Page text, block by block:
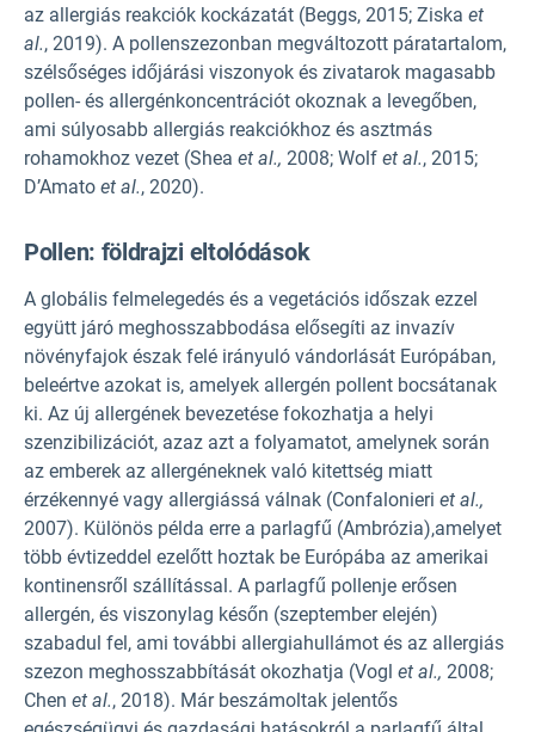
az allergiás reakciók kockázatát (Beggs, 2015; Ziska et
al., 2019). A pollenszezonban megváltozott páratartalom,
szélsőséges időjárási viszonyok és zivatarok magasabb
pollen- és allergénkoncentrációt okoznak a levegőben,
ami súlyosabb allergiás reakciókhoz és asztmás
rohamokhoz vezet (Shea et al., 2008; Wolf et al., 2015;
D’Amato et al., 2020).
Pollen: földrajzi eltolódások
A globális felmelegedés és a vegetációs időszak ezzel
együtt járó meghosszabbodása elősegíti az invazív
növényfajok észak felé irányuló vándorlását Európában,
beleértve azokat is, amelyek allergén pollent bocsátanak
ki. Az új allergének bevezetése fokozhatja a helyi
szenzibilizációt, azaz azt a folyamatot, amelynek során
az emberek az allergéneknek való kitettség miatt
érzékennyé vagy allergiássá válnak (Confalonieri et al.,
2007). Különös példa erre a parlagfű (Ambrózia),amelyet
több évtizeddel ezelőtt hoztak be Európába az amerikai
kontinensről szállítással. A parlagfű pollenje erősen
allergén, és viszonylag későn (szeptember elején)
szabadul fel, ami további allergiahullámot és az allergiás
szezon meghosszabbítását okozhatja (Vogl et al., 2008;
Chen et al., 2018). Már beszámoltak jelentős